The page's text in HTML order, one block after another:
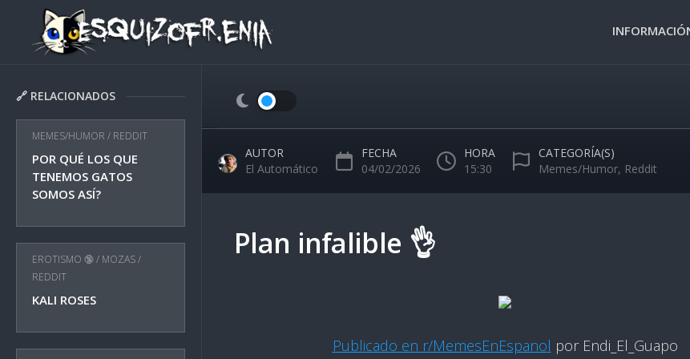
content
NORMAS
USO
🚸
🔗 RELACIONADOS
MEMES/HUMOR / REDDIT
POR QUÉ LOS QUE
TENEMOS GATOS
SOMOS ASÍ?
EROTISMO 🔞/ MOZAS/
REDDIT
KALI ROSES
AUTOR
El Automático
FECHA
04/02/2026
HORA
15:30
CATEGORÍA(S)
Memes/Humor, Reddit
Plan infalible 👌
Publicado en r/MemesEnEspanol por Endi_El_Guapo